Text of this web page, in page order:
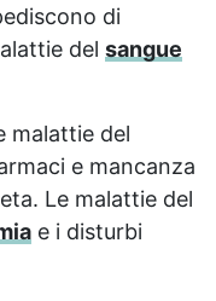
di
del sangue
malattie del
e mancanza
Le malattie del
e i disturbi